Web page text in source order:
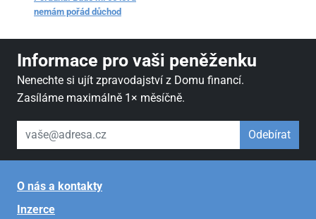
nemám pořád důchod
Informace pro vaši peněženku
Nenechte si ujít zpravodajství z Domu financí.
Zasíláme maximálně 1× měsíčně.
váš email Odebírat
O nás a kontakty
Inzerce